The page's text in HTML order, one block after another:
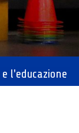
l'educazione